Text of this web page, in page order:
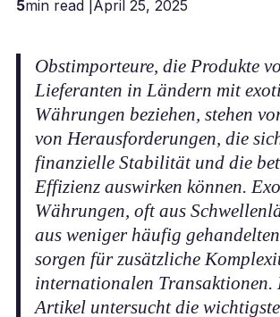
5min read | April 25, 2025
Obstimporteure, die Produkte
Lieferanten in Ländern mit
Währungen beziehen, stehen
von Herausforderungen, die
finanzielle Stabilität und die
Effizienz auswirken können.
Währungen, oft aus
aus weniger häufig
sorgen für zusätzliche
internationalen Transaktionen.
Artikel untersucht die